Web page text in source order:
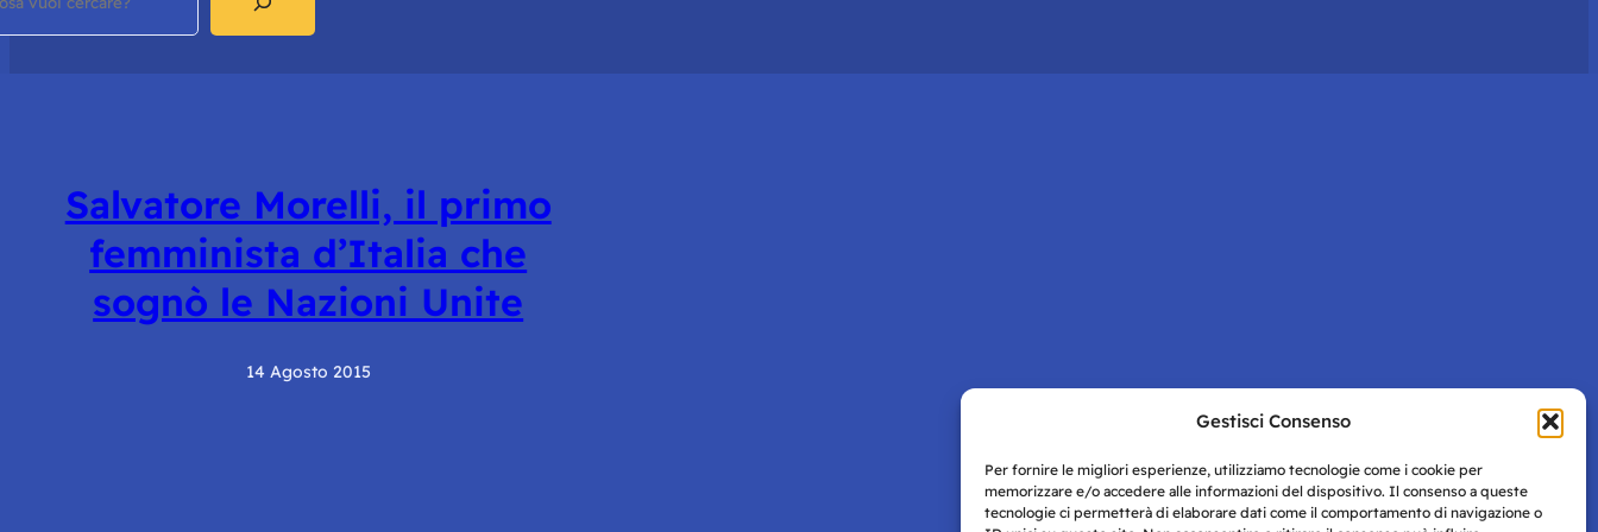
Gestisci Consenso
Per fornire le migliori esperienze, utilizziamo tecnologie come i cookie per
memorizzare e/o accedere alle informazioni del dispositivo. Il consenso a queste
tecnologie ci permetterà di elaborare dati come il comportamento di navigazione o
Salvatore Morelli, il primo
femminista d’Italia che
sognò le Nazioni Unite
14 Agosto 2015